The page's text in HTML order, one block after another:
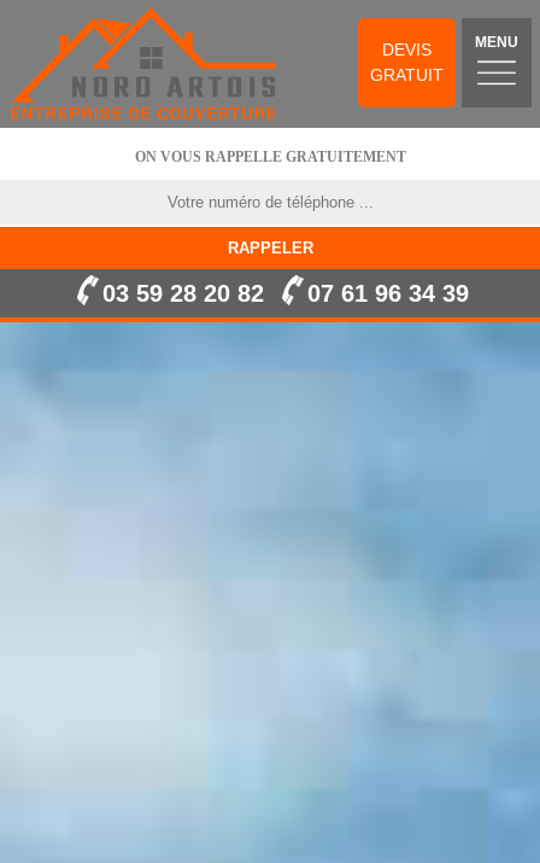
DEVIS
GRATUIT
MENU
ON VOUS RAPPELLE GRATUITEMENT
03 59 28 20 82 07 61 96 34 39